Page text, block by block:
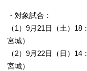
・対象試合：
（1）9月21日（土）
宮城）
（2）9月22日（日）
宮城）